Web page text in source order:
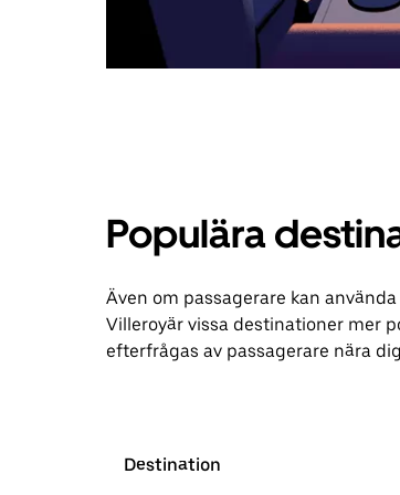
Populära
Även om passagerare kan
Villeroyär vissa destinationer mer
efterfrågas av passagerare nära
Destination